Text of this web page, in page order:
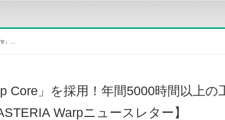
」...
Core」を採用！年間5000時間以上の
Warpニュースレター】